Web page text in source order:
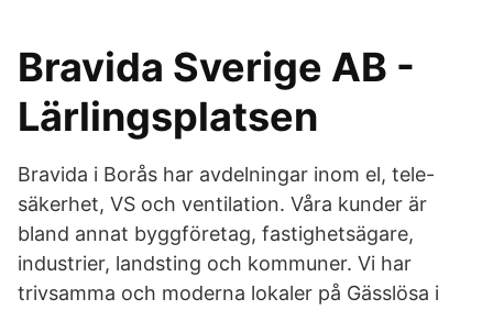
Bravida Sverige AB -
Lärlingsplatsen
Bravida i Borås har avdelningar inom el, tele-
säkerhet, VS och ventilation. Våra kunder är
bland annat byggföretag, fastighetsägare,
industrier, landsting och kommuner. Vi har
trivsamma och moderna lokaler på Gässlösa i